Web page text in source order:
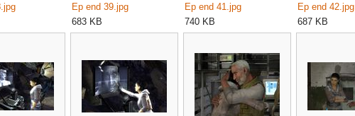
Ep end 39.jpg
683 KB
Ep end 41.jpg
740 KB
Ep end 42.jpg
687 KB